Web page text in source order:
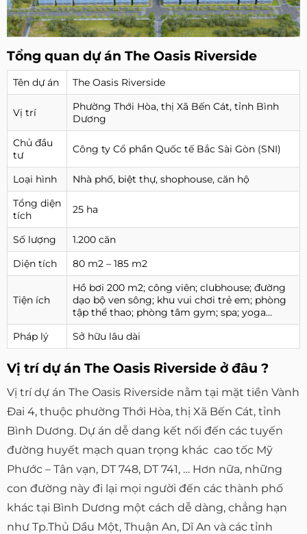
Tổng quan dự án The Oasis Riverside
Tên dự án The Oasis Riverside
Vị trí
Phường Thới Hòa, thị Xã Bến Cát, tỉnh Bình
Dương
Chủ đầu
tư
Công ty Cổ phần Quốc tế Bắc Sài Gòn (SNI)
Loại hình
Nhà phố, biệt thự, shophouse, căn hộ
Tổng diện
tích
25 ha
Số lượng
1.200 căn
Diện tích
80 m2 – 185 m2
Tiện ích
Hồ bơi 200 m2; công viên; clubhouse; đường
dạo bộ ven sông; khu vui chơi trẻ em; phòng
tập thể thao; phòng tâm gym; spa; yoga…
Pháp lý
Sở hữu lâu dài
Vị trí dự án The Oasis Riverside ở đâu ?
Vị trí dự án The Oasis Riverside nằm tại mặt tiền Vành
Đai 4, thuộc phường Thới Hòa, thị Xã Bến Cát, tỉnh
Bình Dương. Dự án dễ dang kết nối đến các tuyến
đường huyết mạch quan trọng khác cao tốc Mỹ
Phước – Tân vạn, DT 748, DT 741, … Hơn nữa, những
con đường này đi lại mọi người đến các thành phố
khác tại Bình Dương một cách dễ dàng, chẳng hạn
như Tp.Thủ Dầu Một, Thuận An, Dĩ An và các tỉnh